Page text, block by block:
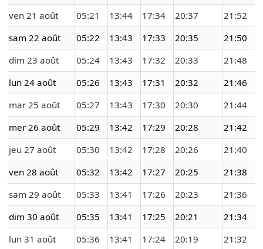
ven 21 août
05:21 13:44 17:34 20:37
21:52
sam 22 août
05:22 13:43 17:33 20:35
21:50
dim 23 août
05:24 13:43 17:32 20:33
21:48
lun 24 août
05:26 13:43 17:31 20:32
21:46
mar 25 août
05:27 13:43 17:30 20:30
21:44
mer 26 août
05:29 13:42 17:29 20:28
21:42
jeu 27 août
05:30 13:42 17:28 20:26
21:40
ven 28 août
05:32 13:42 17:27 20:25
21:38
sam 29 août
05:33 13:41 17:26 20:23
21:36
dim 30 août
05:35 13:41 17:25 20:21
21:34
lun 31 août
05:36 13:41 17:24 20:19 21:32